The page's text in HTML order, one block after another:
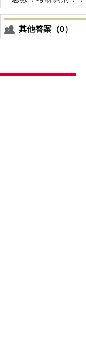
其他答案（0）